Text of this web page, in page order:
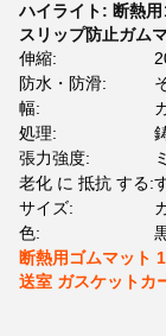
ハイライト: 断熱
スリップ防止ガム
伸縮:
防水・防滑:
幅:
処理:
張力強度:
老化 に 抵抗 する:
サイズ:
色:
断熱用ゴムマット
送室 ガスケットカ